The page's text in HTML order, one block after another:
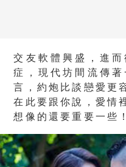
交友軟體興盛，進
症，現代坊間流傳
言，約炮比談戀愛更
在此要跟你說，愛情
想像的還要重要一些！